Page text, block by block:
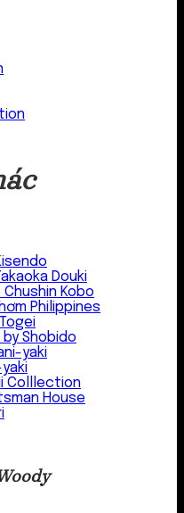
Douki
Kobo
Philippines
Shobido
yaki
Colllection
House